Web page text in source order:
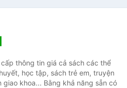
thông tin giá cả sách các thể
học tập, sách trẻ em, truyện
khoa... Bằng khả năng sẵn có